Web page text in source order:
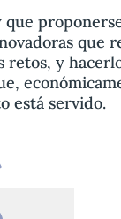
que
que
retos, y
está servido.